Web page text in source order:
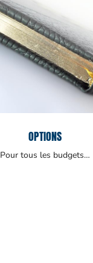
OPTIONS
Pour tous les budgets…